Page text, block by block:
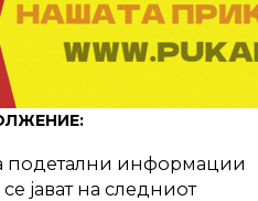
подетални информации
јават на следниот